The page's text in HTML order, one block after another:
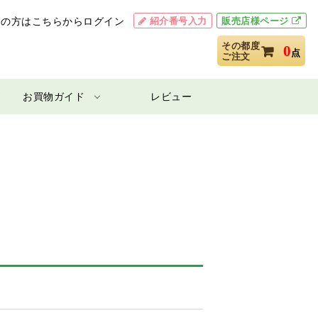
方はこちらからログイン 紹介番号入力 販売店様ページ
その都度
ご注文
0 点
お買物ガイド レビュー